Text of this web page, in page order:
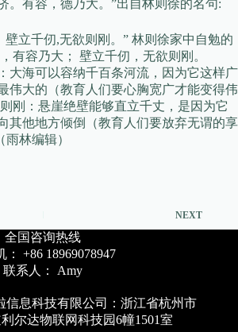
。有容，德乃大。”出自林则徐的名句:
壁立千仞,无欲则刚。” 林则徐家中自勉的
有容乃大； 壁立千仞，无欲则刚。
大海可以容纳千百条河流，因为它这样广
伟大的（教育人们要心胸宽广才能变得伟
刚：悬崖绝壁能够直立千丈，是因为它
其他地方倾倒（教育人们要放弃无谓的享
林编辑）
NEXT
全国咨询热线
+86 18969078947
联系人： Amy
息科技有限公司：浙江省杭州市
尔达物联网科技园6幢1501室